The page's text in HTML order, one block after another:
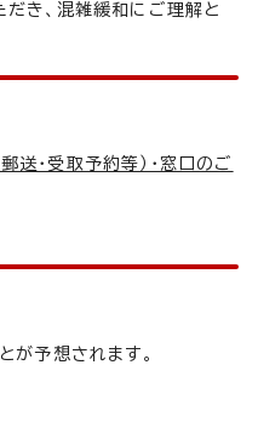
だき、混雑緩和にご理解と
送・受取予約等）・窓口のご
が予想されます。